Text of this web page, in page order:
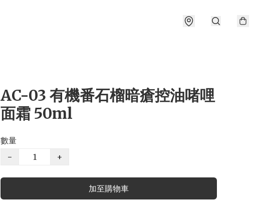
AC-03 有機番石榴暗瘡控油啫哩
面霜 50ml
數量
−
+
加至購物車